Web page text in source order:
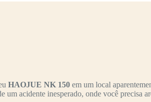
HAOJUE NK 150 em um local
acidente inesperado, onde você precisa